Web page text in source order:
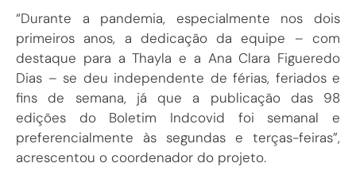
“Durante a pandemia, especialmente nos dois
primeiros anos, a dedicação da equipe – com
destaque para a Thayla e a Ana Clara Figueredo
Dias – se deu independente de férias, feriados e
fins de semana, já que a publicação das 98
edições do Boletim Indcovid foi semanal e
preferencialmente às segundas e terças-feiras”,
acrescentou o coordenador do projeto.